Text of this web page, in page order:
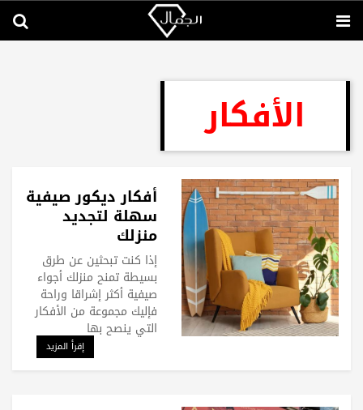
الأفكار
أفكار ديكور صيفية
سهلة لتجديد
منزلك
إذا كنت تبحثين عن طرق
بسيطة تمنح منزلك أجواء
صيفية أكثر إشراقا وراحة
فإليك مجموعة من الأفكار
التي ينصح بها
إقرأ المزيد